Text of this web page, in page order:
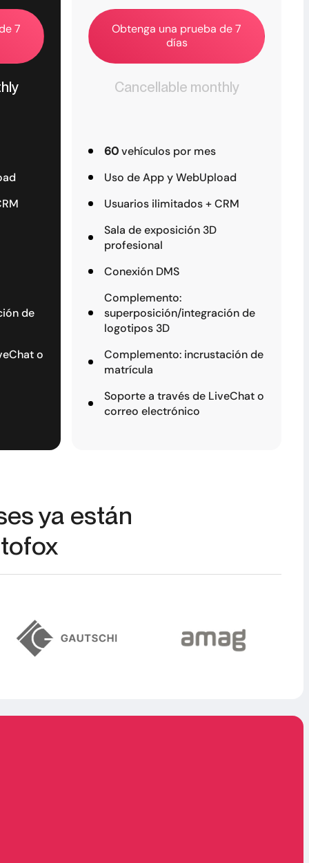
7
de
o
Obtenga una prueba de 7
días
Cancellable monthly
60vehículos por mes
Uso de App y WebUpload
Usuarios ilimitados + CRM
Sala de exposición 3D
profesional
Conexión DMS
Complemento:
superposición/integración de
logotipos 3D
Complemento: incrustación de
matrícula
Soporte a través de LiveChat o
correo electrónico
ya están